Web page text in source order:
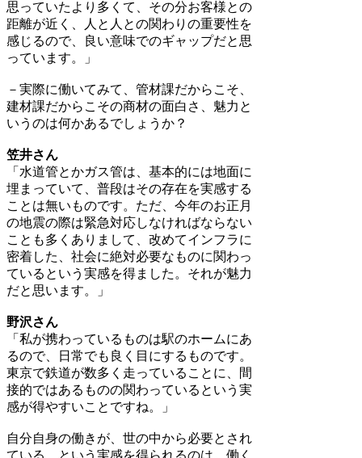
思っていたより多くて、その分お客様との
距離が近く、人と人との関わりの重要性を
感じるので、良い意味でのギャップだと思
っています。」
－実際に働いてみて、管材課だからこそ、
建材課だからこその商材の面白さ、魅力と
いうのは何かあるでしょうか？
笠井さん
「水道管とかガス管は、基本的には地面に
埋まっていて、普段はその存在を実感する
ことは無いものです。ただ、今年のお正月
の地震の際は緊急対応しなければならない
ことも多くありまして、改めてインフラに
密着した、社会に絶対必要なものに関わっ
ているという実感を得ました。それが魅力
だと思います。」
野沢さん
「私が携わっているものは駅のホームにあ
るので、日常でも良く目にするものです。
東京で鉄道が数多く走っていることに、間
接的ではあるものの関わっているという実
感が得やすいことですね。」
自分自身の働きが、世の中から必要とされ
ている、という実感を得られるのは、働く